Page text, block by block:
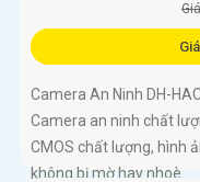
Camera An Ninh DH-
Camera an ninh chất
CMOS chất lượng, hình
không bị mờ hay nhoè